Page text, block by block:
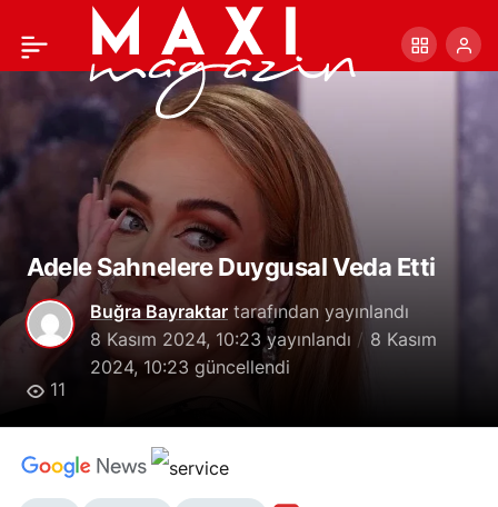
Adele Sahnelere Duygusal Veda Etti
Buğra Bayraktar tarafından yayınlandı
8 Kasım 2024, 10:23 yayınlandı
8 Kasım
2024, 10:23 güncellendi
11
Dublör mü Estetik mi?
Melania Trump Akıllarda
Soru İşareti Bıraktı
Paylaş